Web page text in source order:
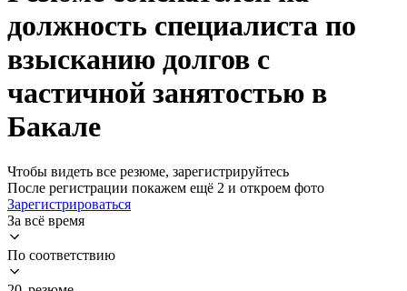
должность специалиста по
взысканию долгов с
частичной занятостью в
Бакале
Чтобы видеть все резюме, зарегистрируйтесь
После регистрации покажем ещё 2 и откроем фото
Зарегистрироваться
За всё время
По соответствию